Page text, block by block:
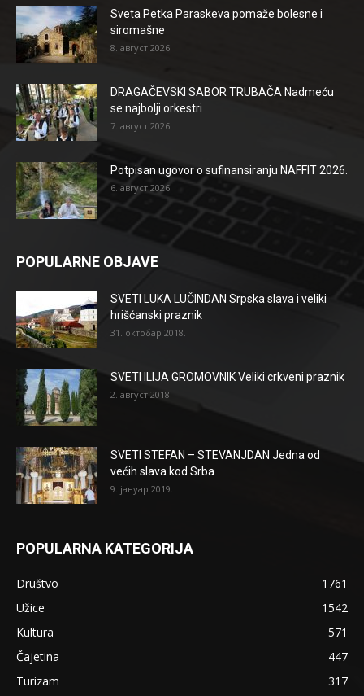
Sveta Petka Paraskeva pomaže bolesne i
siromašne
8. август 2026.
DRAGAČEVSKI SABOR TRUBAČA Nadmeću
se najbolji orkestri
7. август 2026.
Potpisan ugovor o sufinansiranju NAFFIT 2026.
6. август 2026.
POPULARNE OBJAVE
SVETI LUKA LUČINDAN Srpska slava i veliki
hrišćanski praznik
31. октобар 2018.
SVETI ILIJA GROMOVNIK Veliki crkveni praznik
2. август 2018.
SVETI STEFAN – STEVANJDAN Jedna od
većih slava kod Srba
9. јануар 2019.
POPULARNA KATEGORIJA
Društvo
1761
Užice
1542
Kultura
571
Čajetina
447
Turizam
317